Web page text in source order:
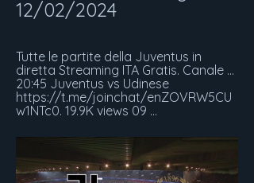
12/02/2024
Tutte le partite della Juventus in
diretta Streaming ITA Gratis. Canale ...
20:45 Juventus vs Udinese
https://t.me/joinchat/enZOVRW5CU
w1NTc0. 19.9K views 09 ...